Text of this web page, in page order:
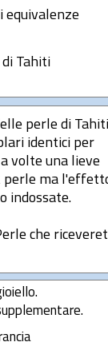
equivalenze
Tahiti
perle di
identici per
volte una lieve
perle ma
indossate.
che